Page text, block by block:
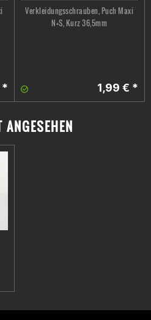
*
Verkleidungsschrauben, Puch Maxi
N+S, Kurz 36,5mm
1,99 € *
ANGESEHEN